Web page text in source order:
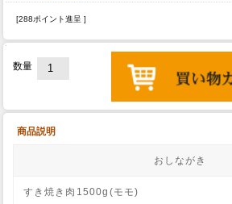
[288ポイント進呈 ]
数量
商品説明
おしながき
すき焼き肉1500g(モモ)